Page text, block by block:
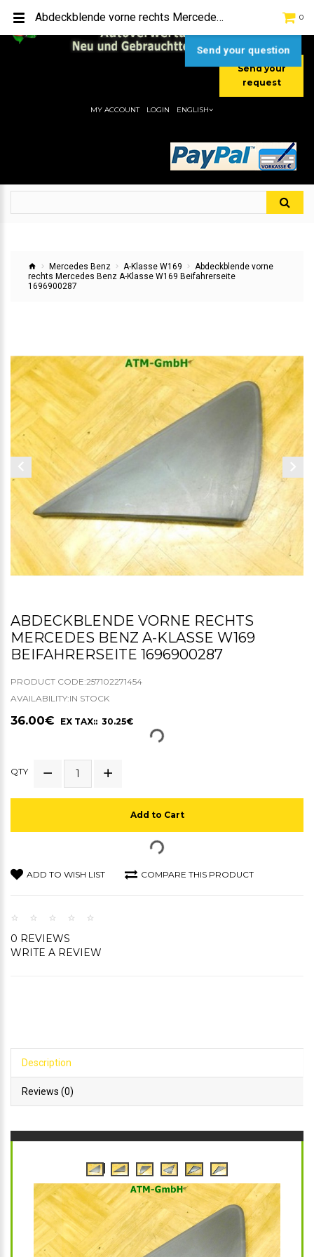
[+49] (0) 2232-5205
[+49] (0) 177 / 4080033
Send your
request
0
MY ACCOUNT LOGIN ENGLISH
Mercedes Benz A-Klasse W169
Abdeckblende vorne
rechts Mercedes Benz A-Klasse W169 Beifahrerseite
1696900287
ABDECKBLENDE VORNE RECHTS
MERCEDES BENZ A-KLASSE W169
BEIFAHRERSEITE 1696900287
PRODUCT CODE:257102271454
AVAILABILITY:IN STOCK
36.00€ EX TAX:: 30.25€
QTY
Add to Cart
ADD TO WISH LIST COMPARE THIS PRODUCT
0 REVIEWS
WRITE A REVIEW
Description
Reviews (0)
Abdeckblende vorne rechts Mercedes Benz A-Klasse W169 Beifahrerseite 1696900287
Send your question